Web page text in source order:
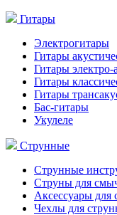
Гитары
Электрогитары
Гитары
Гитары электро-
Гитары
Гитары
Бас-гитары
Укулеле
Струнные
Струнные
Струны для
Аксессуары для
Чехлы для